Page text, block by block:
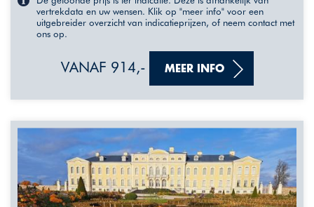
vertrekdata en uw wensen. Klik op "meer info" voor een
uitgebreider overzicht van indicatieprijzen, of neem contact met
ons op.
VANAF 914,- MEER INFO